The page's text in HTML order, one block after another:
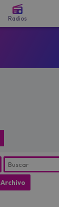
Radios
Archivo